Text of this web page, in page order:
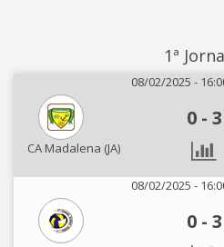
1ª
08/02/2025 -
0 - 3
CA Madalena (JA)
08/02/2025 -
0 - 3